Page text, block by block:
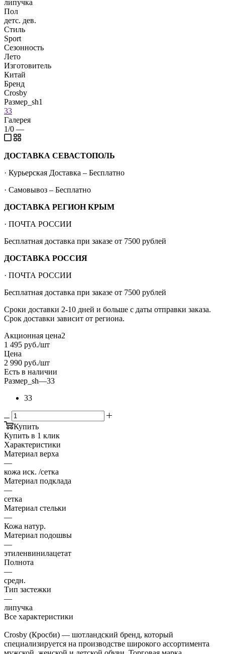
липучка
Пол
детс. дев.
Стиль
Sport
Сезонность
Лето
Изготовитель
Китай
Бренд
Crosby
Размер_sh1
33
Галерея
1/0 —
ДОСТАВКА СЕВАСТОПОЛЬ
· Курьерская Доставка – Бесплатно
· Самовывоз – Бесплатно
ДОСТАВКА РЕГИОН КРЫМ
· ПОЧТА РОССИИ
Бесплатная доставка при заказе от 7500 рублей
ДОСТАВКА РОССИЯ
· ПОЧТА РОССИИ
Бесплатная доставка при заказе от 7500 рублей
Сроки доставки 2-10 дней и больше с даты отправки заказа.
Срок доставки зависит от региона.
Акционная цена2
1 495 руб./шт
Цена
2 990 руб./шт
Есть в наличии
Размер_sh—33
33
Купить
Купить в 1 клик
Характеристики
Материал верха
—
кожа иск. /сетка
Материал подклада
—
сетка
Материал стельки
—
Кожа натур.
Материал подошвы
—
этиленвинилацетат
Полнота
—
средн.
Тип застежки
—
липучка
Все характеристики
Crosby (Кросби) — шотландский бренд, который
специализируется на производстве широкого ассортимента